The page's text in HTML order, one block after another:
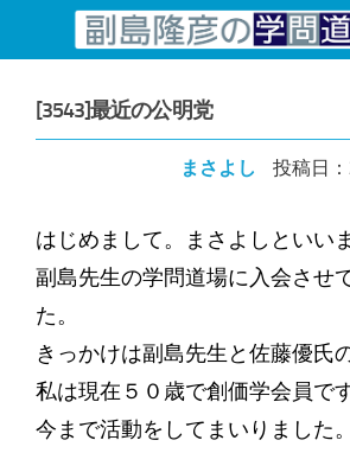
コンテンツへスキップ
[3543]最近の公明党
まさよし 投稿日
はじめまして。まさよしといい
副島先生の学問道場に入会させ
た。
きっかけは副島先生と佐藤優氏
私は現在５０歳で創価学会員で
今まで活動をしてまいりました。